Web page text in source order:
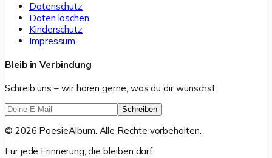
Datenschutz
Daten löschen
Kinderschutz
Impressum
Bleib in Verbindung
Schreib uns – wir hören gerne, was du dir wünschst.
Schreiben
© 2026 PoesieAlbum. Alle Rechte vorbehalten.
Für jede Erinnerung, die bleiben darf.